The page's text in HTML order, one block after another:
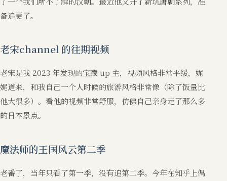
备追更了。
老宋channel 的往期视频
老宋是我 2023 年发现的宝藏 up 主，视频风格非常平缓，娓
娓道来，和我自己一个人时候的旅游风格非常像（除了饭量比
他大很多）。看他的视频非常舒服，仿佛自己亲身走了那么多
的日本景点。
魔法师的王国风云第二季
老番了，当年只看了第一季，没有追第二季。今年在知乎上偶